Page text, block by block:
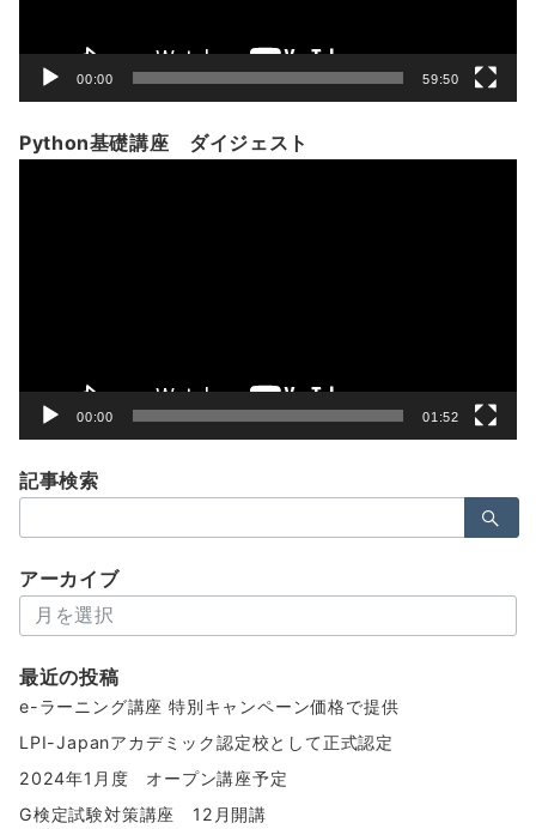
00:00 59:50
Python基礎講座 ダイジェスト
00:00 01:52
記事検索
索：
アーカイブ
ー
イ
ブ
最近の投稿
e-ラーニング講座 特別キャンペーン価格で提供
LPI-Japanアカデミック認定校として正式認定
2024年1月度 オープン講座予定
G検定試験対策講座 12月開講